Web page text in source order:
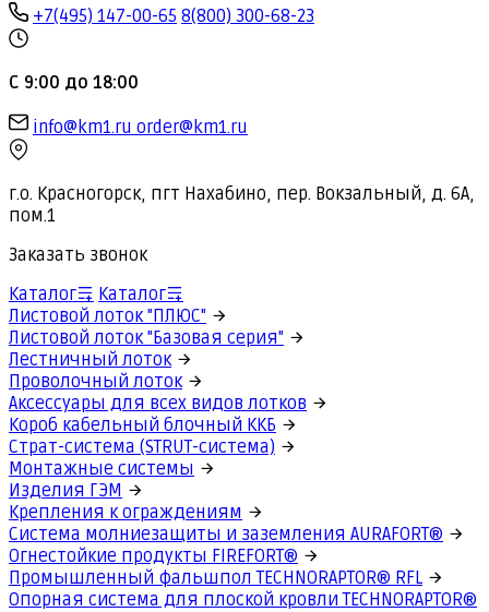
+7(495) 147-00-65 8(800) 300-68-23
С 9:00 до 18:00
info@km1.ru order@km1.ru
г.о. Красногорск, пгт Нахабино, пер. Вокзальный, д. 6А,
пом.1
Заказать звонок
Каталог
Каталог
Листовой лоток "ПЛЮС"
Листовой лоток "Базовая серия"
Лестничный лоток
Проволочный лоток
Аксессуары для всех видов лотков
Короб кабельный блочный ККБ
Страт-система (STRUT-система)
Монтажные системы
Изделия ГЭМ
Крепления к ограждениям
Система молниезащиты и заземления AURAFORT®
Огнестойкие продукты FIREFORT®
Промышленный фальшпол TECHNORAPTOR® RFL
Опорная система для плоской кровли TECHNORAPTOR®